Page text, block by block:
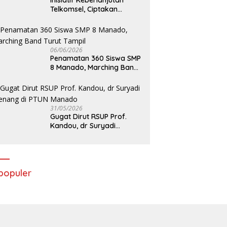
Telkomsel, Ciptakan
06/06/2026
Penamatan 360 Siswa SMP
8 Manado, Marching Band
31/05/2026
Gugat Dirut RSUP Prof.
Kandou, dr Suryadi